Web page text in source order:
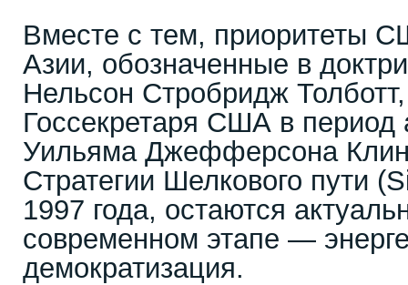
Вместе с тем, приоритеты
Азии, обозначенные в
Нельсон Стробридж
Госсекретаря США в период
Уильяма Джефферсона
Стратегии Шелкового пути
1997 года, остаются
современном этапе —
демократизация.